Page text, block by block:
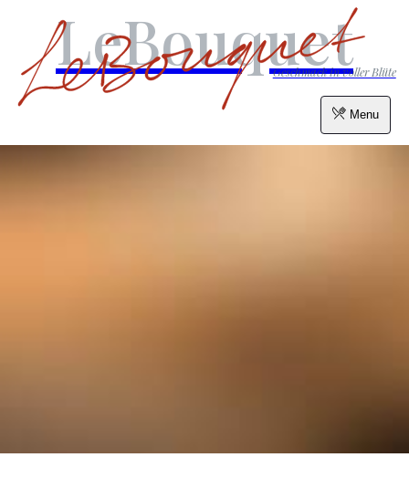
Menu
LeBouquet
Geschmack in voller Blüte